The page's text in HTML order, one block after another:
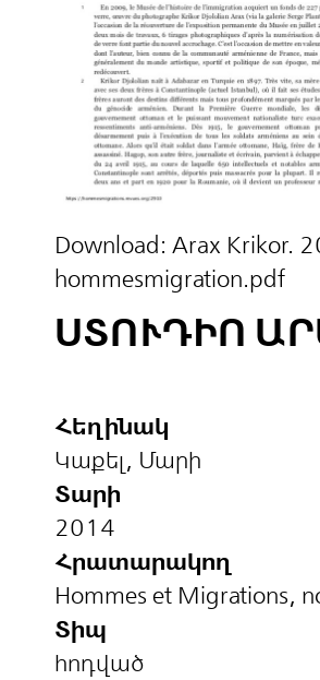
Download: Arax Krikor.
hommesmigration.pdf
ՍՏՈՒԴԻՈ
Հեղինակ
Կաքել, Մարի
Տարի
2014
Հրատարակող
Hommes et Migrations,
Տիպ
հոդված